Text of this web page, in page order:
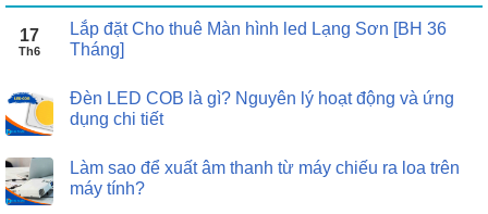
17
Th6
Lắp đặt Cho thuê Màn hình led Lạng Sơn [BH 36
Tháng]
Đèn LED COB là gì? Nguyên lý hoạt động và ứng
dụng chi tiết
Làm sao để xuất âm thanh từ máy chiếu ra loa trên
máy tính?